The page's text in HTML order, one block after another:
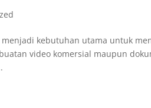
kebutuhan utama untuk
video komersial maupun